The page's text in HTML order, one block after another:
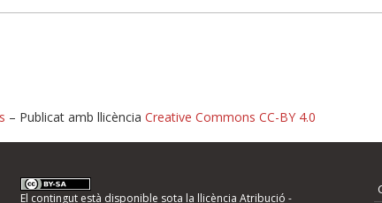
d'errors
– Publicat amb llicència Creative Commons CC-BY 4.0
El contingut està disponible sota la llicència Atribució -